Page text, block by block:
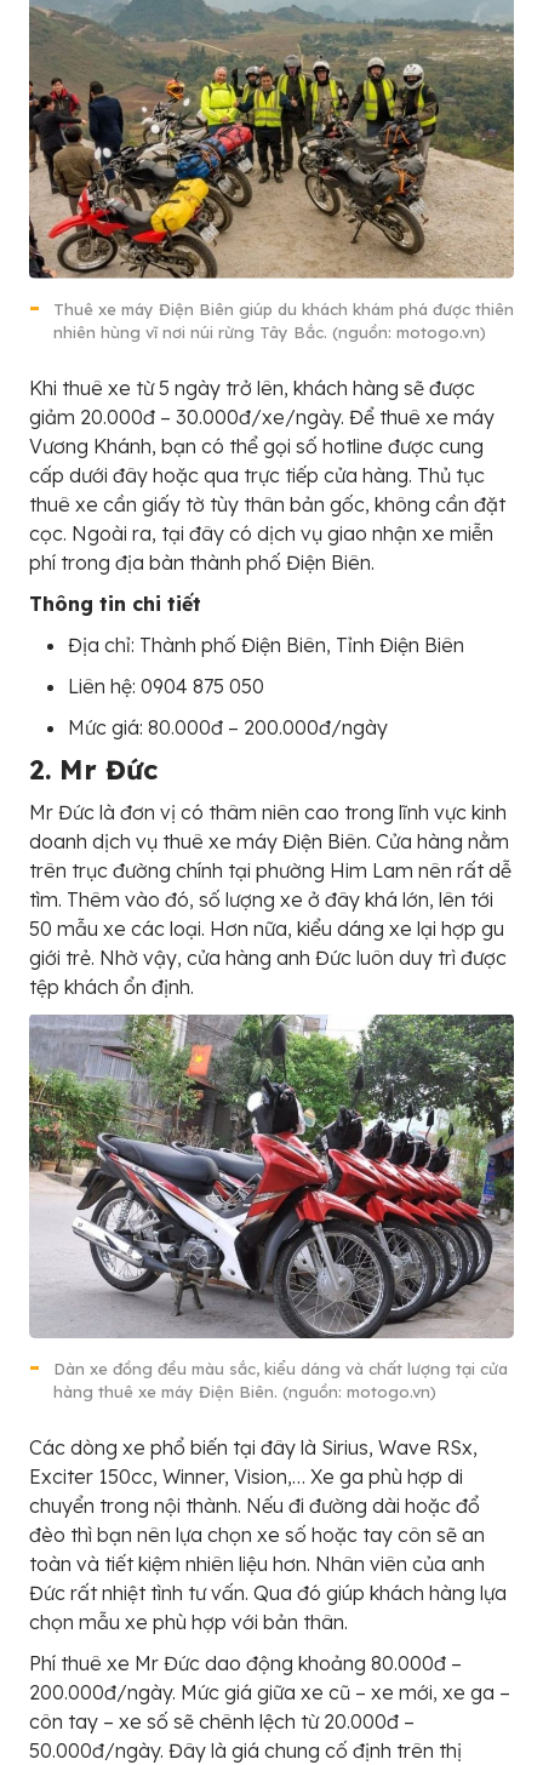
Thuê xe máy Điện Biên giúp du khách khám phá được thiên
nhiên hùng vĩ nơi núi rừng Tây Bắc. (nguồn: motogo.vn)
Khi thuê xe từ 5 ngày trở lên, khách hàng sẽ được
giảm 20.000đ – 30.000đ/xe/ngày. Để thuê xe máy
Vương Khánh, bạn có thể gọi số hotline được cung
cấp dưới đây hoặc qua trực tiếp cửa hàng. Thủ tục
thuê xe cần giấy tờ tùy thân bản gốc, không cần đặt
cọc. Ngoài ra, tại đây có dịch vụ giao nhận xe miễn
phí trong địa bàn thành phố Điện Biên.
Thông tin chi tiết
Địa chỉ: Thành phố Điện Biên, Tỉnh Điện Biên
Liên hệ: 0904 875 050
Mức giá: 80.000đ – 200.000đ/ngày
2. Mr Đức
Mr Đức là đơn vị có thâm niên cao trong lĩnh vực kinh
doanh dịch vụ thuê xe máy Điện Biên. Cửa hàng nằm
trên trục đường chính tại phường Him Lam nên rất dễ
tìm. Thêm vào đó, số lượng xe ở đây khá lớn, lên tới
50 mẫu xe các loại. Hơn nữa, kiểu dáng xe lại hợp gu
giới trẻ. Nhờ vậy, cửa hàng anh Đức luôn duy trì được
tệp khách ổn định.
Dàn xe đồng đều màu sắc, kiểu dáng và chất lượng tại cửa
hàng thuê xe máy Điện Biên. (nguồn: motogo.vn)
Các dòng xe phổ biến tại đây là Sirius, Wave RSx,
Exciter 150cc, Winner, Vision,… Xe ga phù hợp di
chuyển trong nội thành. Nếu đi đường dài hoặc đổ
đèo thì bạn nên lựa chọn xe số hoặc tay côn sẽ an
toàn và tiết kiệm nhiên liệu hơn. Nhân viên của anh
Đức rất nhiệt tình tư vấn. Qua đó giúp khách hàng lựa
chọn mẫu xe phù hợp với bản thân.
Phí thuê xe Mr Đức dao động khoảng 80.000đ –
200.000đ/ngày. Mức giá giữa xe cũ – xe mới, xe ga –
côn tay – xe số sẽ chênh lệch từ 20.000đ –
50.000đ/ngày. Đây là giá chung cố định trên thị